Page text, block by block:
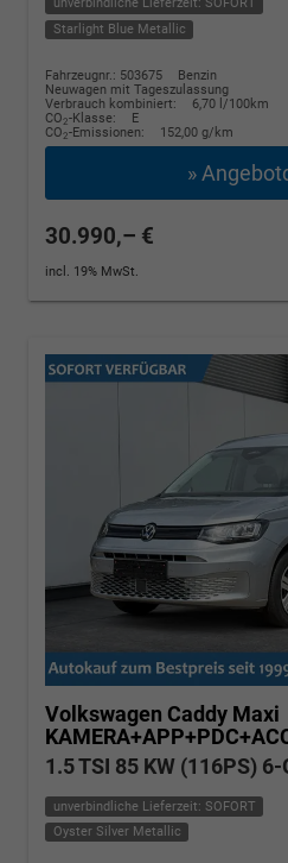
unverbindliche Lieferzeit: SOFORT
Starlight Blue Metallic
Fahrzeugnr.: 503675
Benzin
Neuwagen mit Tageszulassung
Verbrauch kombiniert:
6,70 l/100km
CO2-Klasse:
E
CO2-Emissionen: 152,00 g/km
»
30.990,– €
incl. 19% MwSt.
Volkswagen Caddy Maxi
1.5 TSI 85 KW (116PS) 6-
unverbindliche Lieferzeit: SOFORT
Oyster Silver Metallic